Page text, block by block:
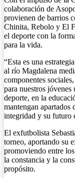
colaboración de
provienen de barrios
Chinita, Rebolo y El
el deporte con la
para la vida.
“Esta es una
al río Magdalena
componentes
para nuestros
deporte, en la
mantengan apartados
integridad y su futuro
El exfutbolista
torneo, aportando su
promoviendo entre
la constancia y la
propósito.